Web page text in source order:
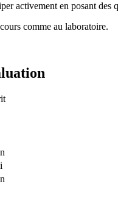
activement en posant des
comme au laboratoire.